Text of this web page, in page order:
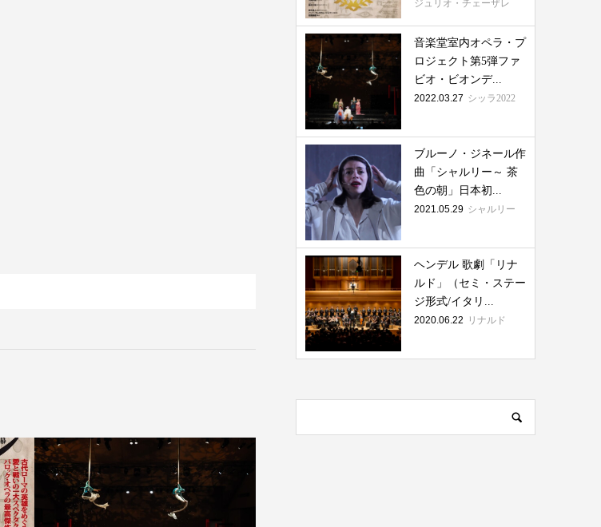
ジュリオ・チェーザレ
音楽堂室内オペラ・プ
ロジェクト第5弾ファ
ビオ・ビオンデ...
2022.03.27 シッラ2022
ブルーノ・ジネール作
曲「シャルリー～ 茶
色の朝」日本初...
2021.05.29 シャルリー
ヘンデル 歌劇「リナ
ルド」（セミ・ステー
ジ形式/イタリ...
2020.06.22 リナルド